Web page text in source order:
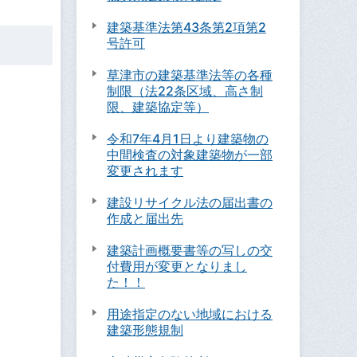
建築基準法第43条第2項第2
号許可
草津市の建築基準法等の各種
制限（法22条区域、高さ制
限、建築協定等）
令和7年4月1日より建築物の
中間検査の対象建築物が一部
変更されます
建設リサイクル法の届出書の
作成と届出先
建築計画概要書等の写しの交
付費用が変更となりまし
た！！
用途指定のない地域における
建築形態規制